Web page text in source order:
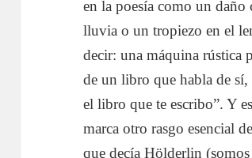
en la poesía como un
lluvia o un tropiezo en el
decir: una máquina rústica
de un libro que habla de
el libro que te escribo”. Y
marca otro rasgo esencial
que decía Hölderlin